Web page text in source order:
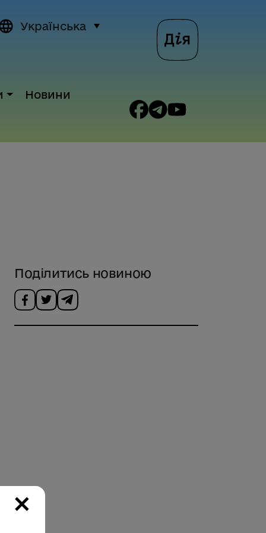
Українська
Новини
Поділитись новиною
×